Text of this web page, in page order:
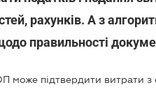
рахунків. А з
правильності